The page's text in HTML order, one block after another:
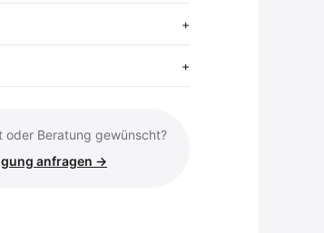
oder Beratung gewünscht?
anfragen →